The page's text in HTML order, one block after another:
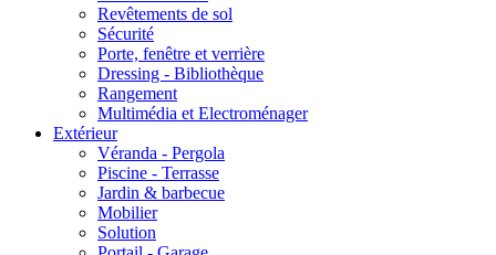
Revêtements de sol
Sécurité
Porte, fenêtre et verrière
Dressing - Bibliothèque
Rangement
Multimédia et Electroménager
Extérieur
Véranda - Pergola
Piscine - Terrasse
Jardin & barbecue
Mobilier
Solution